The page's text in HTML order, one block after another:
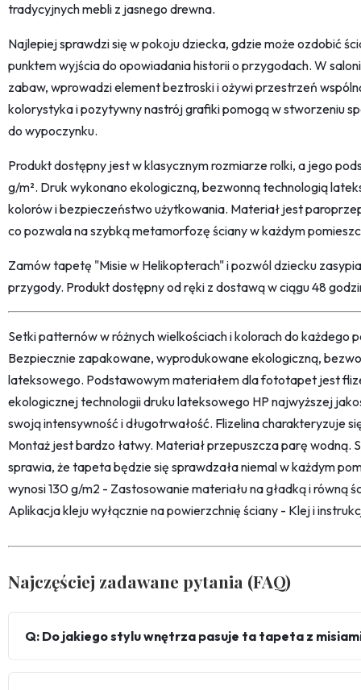
tradycyjnych mebli z jasnego drewna.
Najlepiej sprawdzi się w pokoju dziecka, gdzie może ozdobić
punktem wyjścia do opowiadania historii o przygodach. W
zabaw, wprowadzi element beztroski i ożywi przestrzeń
kolorystyka i pozytywny nastrój grafiki pomogą w stworzeniu
do wypoczynku.
Produkt dostępny jest w klasycznym rozmiarze rolki, a jego
g/m². Druk wykonano ekologiczną, bezwonną technologią
kolorów i bezpieczeństwo użytkowania. Materiał jest
co pozwala na szybką metamorfozę ściany w każdym
Zamów tapetę "Misie w Helikopterach" i pozwól dziecku
przygody. Produkt dostępny od ręki z dostawą w ciągu 48
Setki patternów w różnych wielkościach i kolorach do każdego
Bezpiecznie zapakowane, wyprodukowane ekologiczną,
lateksowego. Podstawowym materiałem dla fototapet jest
ekologicznej technologii druku lateksowego HP najwyższej
swoją intensywność i długotrwałość. Flizelina charakteryzuje
Montaż jest bardzo łatwy. Materiał przepuszcza parę wodną.
sprawia, że tapeta będzie się sprawdzała niemal w każdym
wynosi 130 g/m2 - Zastosowanie materiału na gładką i równą
Aplikacja kleju wyłącznie na powierzchnię ściany - Klej i
Najczęściej zadawane pytania (FAQ)
Q: Do jakiego stylu wnętrza pasuje ta tapeta z